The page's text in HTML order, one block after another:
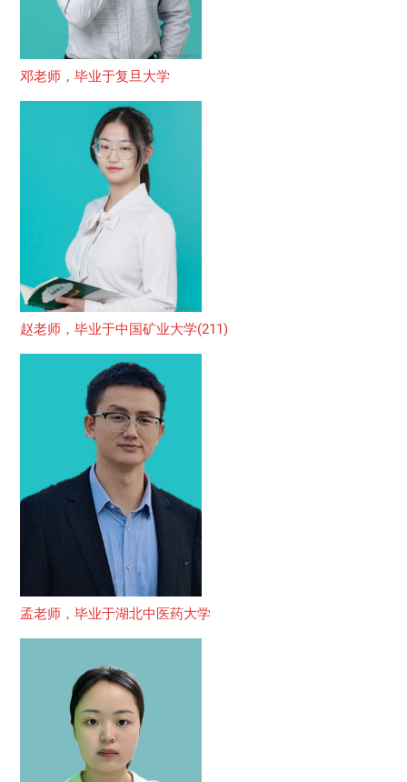
邓老师，毕业于复旦大学
赵老师，毕业于中国矿业大学(211)
孟老师，毕业于湖北中医药大学